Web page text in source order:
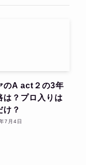
のA act２の3年
は？プロ入りは
け？
7月4日